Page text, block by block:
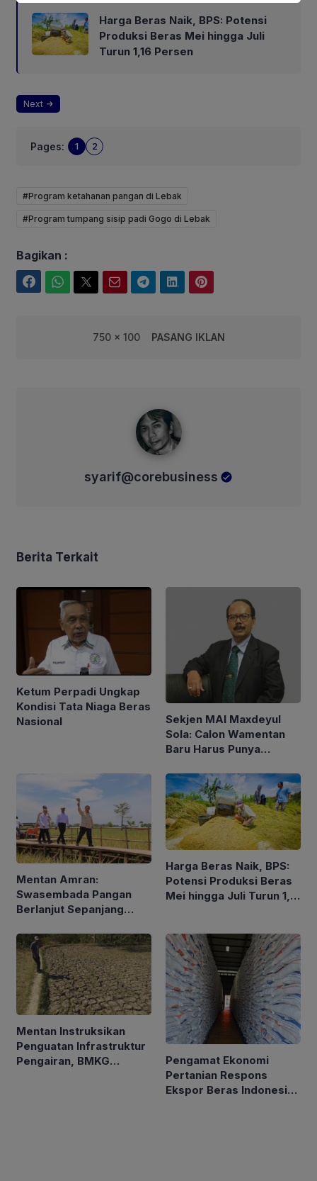
Harga Beras Naik, BPS: Potensi
Produksi Beras Mei hingga Juli
Turun 1,16 Persen
Next
Pages: 1 2
#Program ketahanan pangan di Lebak
#Program tumpang sisip padi Gogo di Lebak
Bagikan :
750 x 100 PASANG IKLAN
syarif@corebusiness
Berita Terkait
Ketum Perpadi Ungkap
Kondisi Tata Niaga Beras
Nasional
Sekjen MAI Maxdeyul
Sola: Calon Wamentan
Baru Harus Punya
Holistik
Mentan Amran:
Swasembada Pangan
Berlanjut Sepanjang
Harga Beras Naik, BPS:
Potensi Produksi Beras
Mei hingga Juli Turun 1,16
Mentan Instruksikan
Penguatan Infrastruktur
Pengairan, BMKG
Pengamat Ekonomi
Pertanian Respons
Ekspor Beras Indonesia